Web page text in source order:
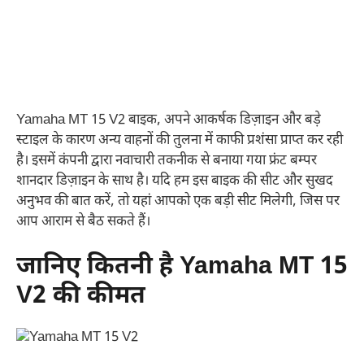
Yamaha MT 15 V2 बाइक, अपने आकर्षक डिज़ाइन और बड़े
स्टाइल के कारण अन्य वाहनों की तुलना में काफी प्रशंसा प्राप्त कर रही
है। इसमें कंपनी द्वारा नवाचारी तकनीक से बनाया गया फ्रंट बम्पर
शानदार डिज़ाइन के साथ है। यदि हम इस बाइक की सीट और सुखद
अनुभव की बात करें, तो यहां आपको एक बड़ी सीट मिलेगी, जिस पर
आप आराम से बैठ सकते हैं।
जानिए कितनी है Yamaha MT 15
V2 की कीमत